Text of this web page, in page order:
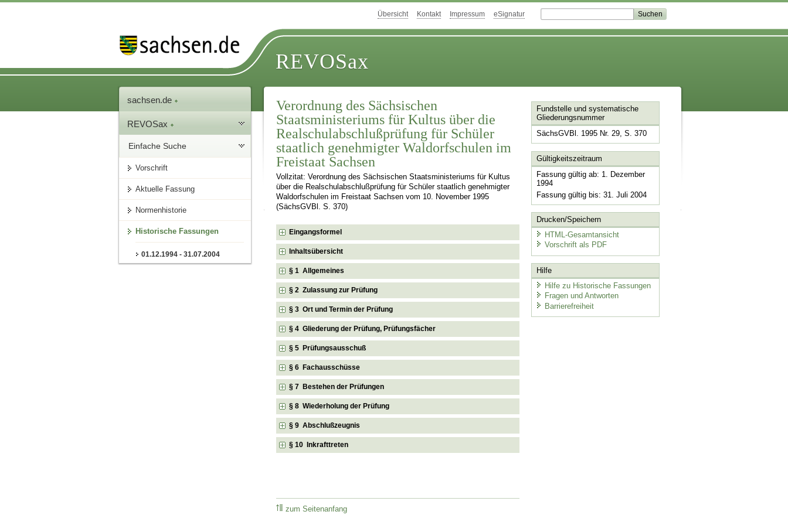
Übersicht Kontakt Impressum eSignatur
REVOSax
sachsen.de
REVOSax
Einfache Suche
Vorschrift
Aktuelle Fassung
Normenhistorie
Historische Fassungen
01.12.1994 - 31.07.2004
Verordnung des Sächsischen
Staatsministeriums für Kultus über die
Realschulabschlußprüfung für Schüler
staatlich genehmigter Waldorfschulen im
Freistaat Sachsen
Vollzitat: Verordnung des Sächsischen Staatsministeriums für Kultus
über die Realschulabschlußprüfung für Schüler staatlich genehmigter
Waldorfschulen im Freistaat Sachsen vom 10. November 1995
(SächsGVBl. S. 370)
Eingangsformel
Inhaltsübersicht
§ 1 Allgemeines
§ 2 Zulassung zur Prüfung
§ 3 Ort und Termin der Prüfung
§ 4 Gliederung der Prüfung, Prüfungsfächer
§ 5 Prüfungsausschuß
§ 6 Fachausschüsse
§ 7 Bestehen der Prüfungen
§ 8 Wiederholung der Prüfung
§ 9 Abschlußzeugnis
§ 10 Inkrafttreten
zum Seitenanfang
Fundstelle und systematische
Gliederungsnummer
SächsGVBl. 1995 Nr. 29, S. 370
Gültigkeitszeitraum
Fassung gültig ab: 1. Dezember
1994
Fassung gültig bis: 31. Juli 2004
Drucken/Speichern
HTML-Gesamtansicht
Vorschrift als PDF
Hilfe
Hilfe zu Historische Fassungen
Fragen und Antworten
Barrierefreiheit